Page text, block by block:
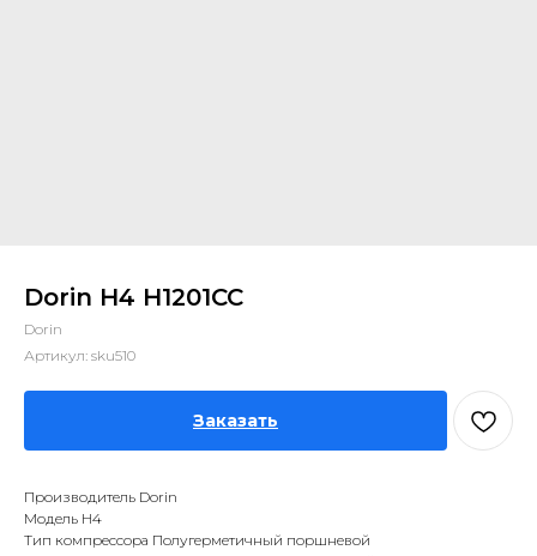
Dorin H4 H1201CC
Dorin
Артикул: sku510
Заказать
Производитель Dorin
Модель H4
Тип компрессора Полугерметичный поршневой